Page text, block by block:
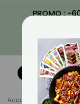
PROMO : -
Accueil Actus